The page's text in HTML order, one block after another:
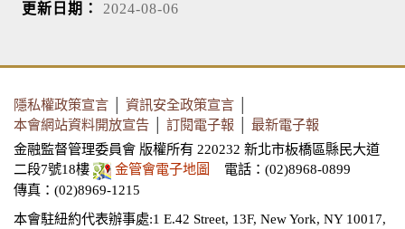
更新日期： 2024-08-06
隱私權政策宣言 資訊安全政策宣言
本會網站資料開放宣告
訂閱電子報
最新電子報
金融監督管理委員會 版權所有 220232 新北市板橋區縣民大道
二段7號18樓
金管會電子地圖
電話：(02)8968-0899
傳真：(02)8969-1215
本會駐紐約代表辦事處:1 E.42 Street, 13F, New York, NY 10017,